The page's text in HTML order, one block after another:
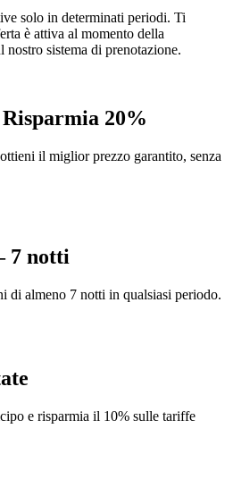
solo in determinati periodi. Ti
è attiva al momento della
nostro sistema di prenotazione.
20%
il miglior prezzo garantito, senza
7 notti
di almeno 7 notti in qualsiasi periodo.
e risparmia il 10% sulle tariffe